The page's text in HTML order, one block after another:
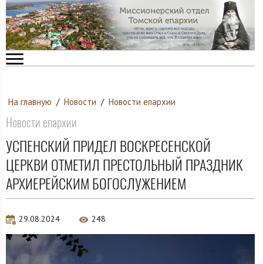
На главную / Новости / Новости епархии
Новости епархии
УСПЕНСКИЙ ПРИДЕЛ ВОСКРЕСЕНСКОЙ
ЦЕРКВИ ОТМЕТИЛ ПРЕСТОЛЬНЫЙ ПРАЗДНИК
АРХИЕРЕЙСКИМ БОГОСЛУЖЕНИЕМ
29.08.2024 248